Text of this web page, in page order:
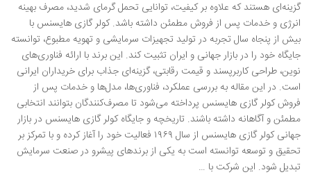
گزینه‌ای هستند که علاوه بر کیفیت، توانایی تحمل گرمای شدید، مصرف بهینه
انرژی و خدمات پس از فروش مطمئن داشته باشد. کولر گازی هایسنس با
بیش از پنجاه سال تجربه در تولید تجهیزات سرمایشی و تهویه مطبوع، توانسته
جایگاه خود را در بازار جهانی و ایران تثبیت کند. این برند با ارائه فناوری‌های
نوین، طراحی کاربرپسند و قیمت رقابتی، گزینه‌ای جذاب برای خریداران ایرانی
است. در این مقاله به بررسی عملکرد، فناوری‌ها، مدل‌ها و خدمات پس از
فروش کولر گازی هایسنس پرداخته می‌شود تا مصرف‌کنندگان بتوانند انتخابی
مطمئن و آگاهانه داشته باشند. تاریخچه و جایگاه کولر گازی هایسنس در بازار
جهانی کولر گازی هایسنس از سال ۱۹۶۹ فعالیت خود را آغاز کرده و با تمرکز بر
تحقیق و توسعه توانسته است به یکی از برندهای پیشرو در صنعت سرمایش
تبدیل شود. این شرکت با …